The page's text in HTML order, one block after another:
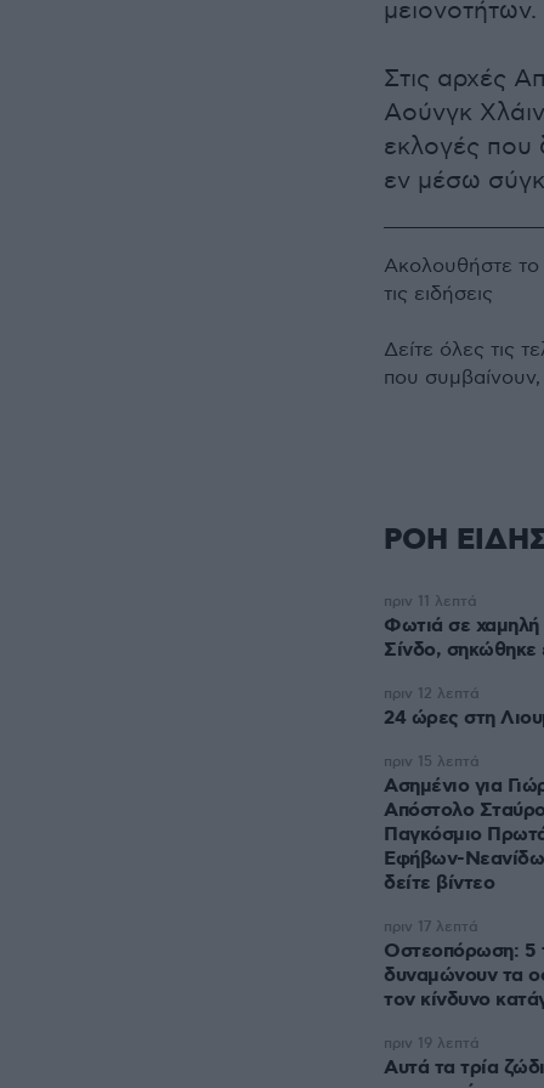
μειονοτήτων.
Στις αρχές
Αούνγκ
εκλογές που
εν μέσω
Ακολουθήστε το
τις ειδήσεις
Δείτε όλες τις
που συμβαίνουν,
ΡΟΗ
Φωτιά σε χαμηλή
Σίνδο, σηκώθηκε
πριν 11 λεπτά
24 ώρες στη
πριν 12 λεπτά
Ασημένιο για
Απόστολο
Παγκόσμιο
Εφήβων-
δείτε βίντεο
πριν 15 λεπτά
Οστεοπόρωση: 5
δυναμώνουν τα
τον κίνδυνο
πριν 17 λεπτά
Αυτά τα τρία
πριν 19 λεπτά